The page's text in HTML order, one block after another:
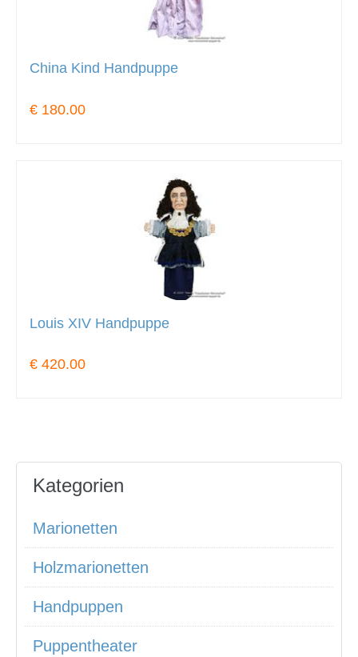
China Kind Handpuppe
€ 180.00
Louis XIV Handpuppe
€ 420.00
Kategorien
Marionetten
Holzmarionetten
Handpuppen
Puppentheater